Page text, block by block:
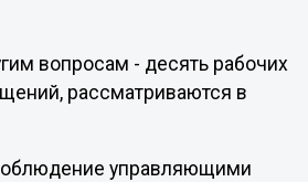
вопросам - десять рабочих
рассматриваются в
управляющими